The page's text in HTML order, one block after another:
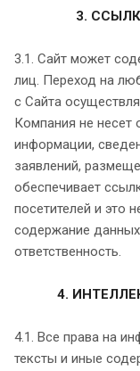
3.
3.1. Сайт может
лиц. Переход на
с Сайта
Компания не несет
информации,
заявлений,
обеспечивает
посетителей и это
содержание
ответственность.
4.
4.1. Все права на
тексты и иные